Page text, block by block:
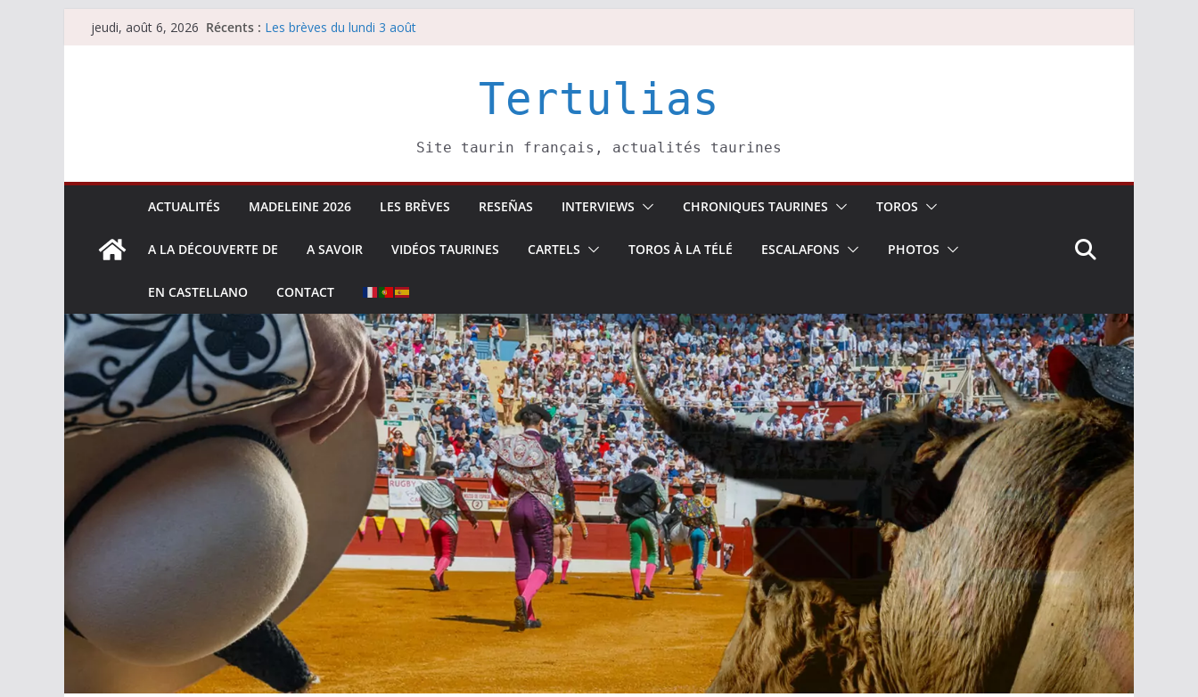
Passerjeudi, août 6, 2026 Récents : Les brèves du lundi 3 août
Tertulias
Site taurin français, actualités taurines
ACTUALITÉS MADELEINE 2026 LES BRÈVES RESEÑAS INTERVIEWS CHRONIQUES TAURINES TOROS
A LA DÉCOUVERTE DE A SAVOIR VIDÉOS TAURINES CARTELS TOROS À LA TÉLÉ ESCALAFONS PHOTOS
EN CASTELLANO CONTACT